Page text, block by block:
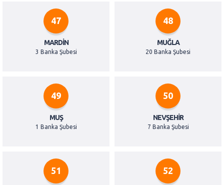
47
MARDIN
3 Banka Şubesi
48
MUĞLA
20 Banka Şubesi
49
MUŞ
1 Banka Şubesi
50
NEVŞEHIR
7 Banka Şubesi
51 52